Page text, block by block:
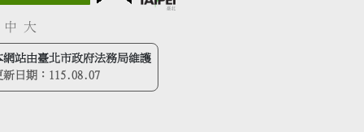
中 大
網站由臺北市政府法務局維護
新日期： 115.08.07